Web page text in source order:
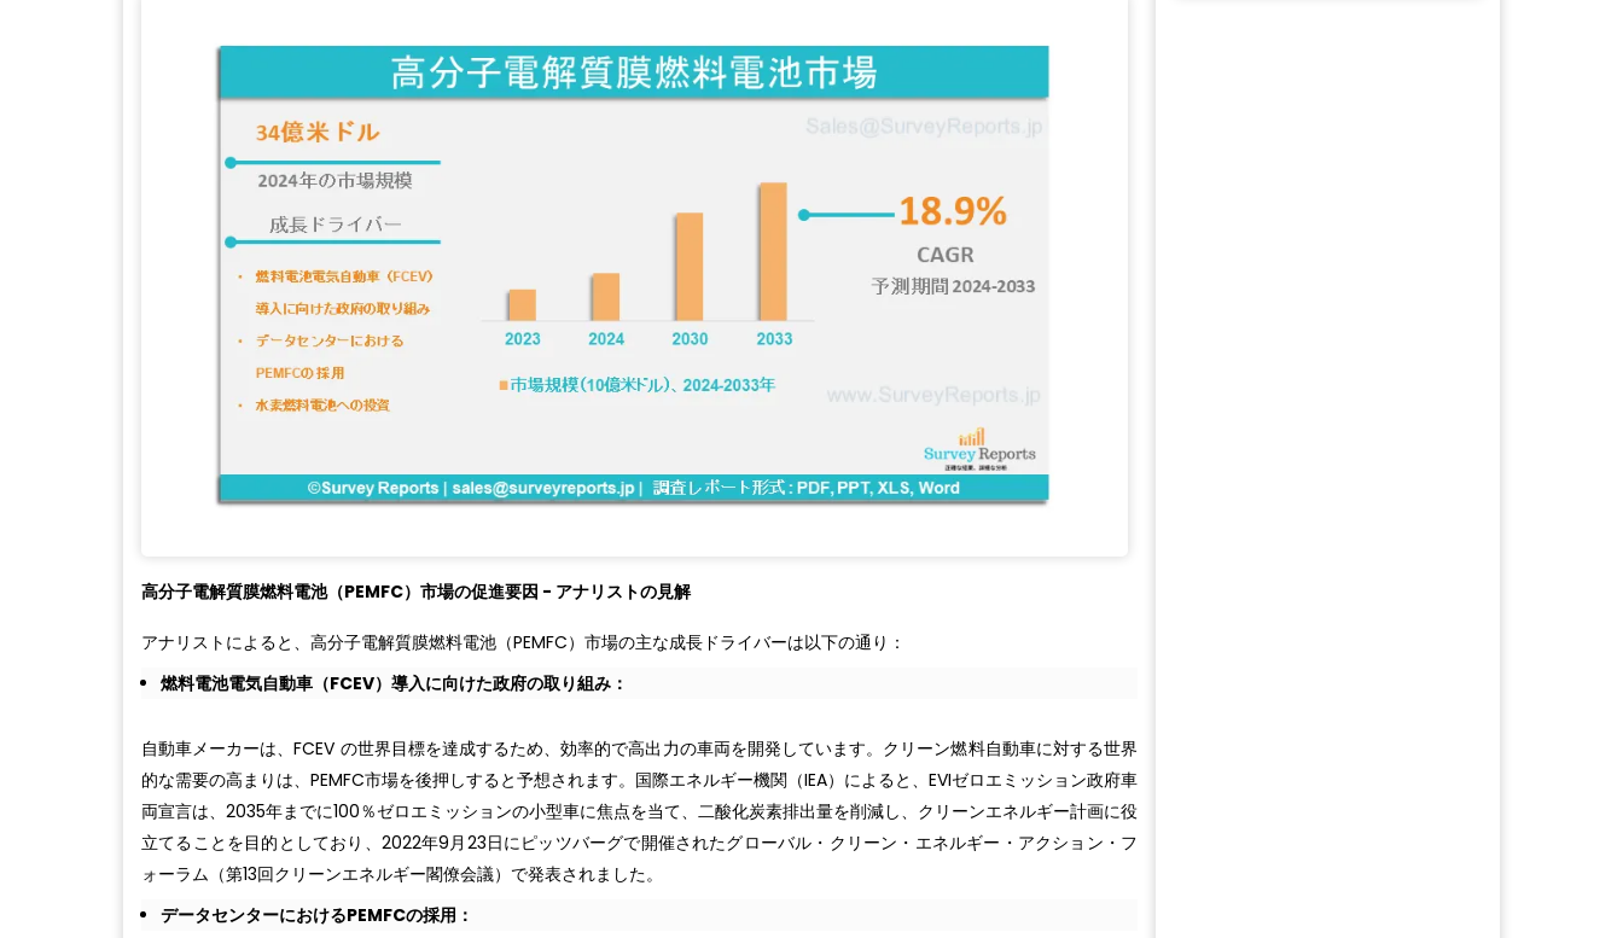
高分子電解質膜燃料電池（PEMFC）市場の促進要因 - アナリストの見解
アナリストによると、高分子電解質膜燃料電池（PEMFC）市場の主な成長ドライバーは以下の通り：
燃料電池電気自動車（FCEV）導入に向けた政府の取り組み：
自動車メーカーは、FCEV の世界目標を達成するため、効率的で高出力の車両を開発しています。クリーン燃料自動車に対する世界
的な需要の高まりは、PEMFC市場を後押しすると予想されます。国際エネルギー機関（IEA）によると、EVIゼロエミッション政府車
両宣言は、2035年までに100％ゼロエミッションの小型車に焦点を当て、二酸化炭素排出量を削減し、クリーンエネルギー計画に役
立てることを目的としており、2022年9月23日にピッツバーグで開催されたグローバル・クリーン・エネルギー・アクション・フ
ォーラム（第13回クリーンエネルギー閣僚会議）で発表されました。
データセンターにおけるPEMFCの採用：